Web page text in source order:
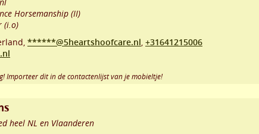
Horsemanship (II)
(i.o)
******@5heartshoofcare.nl, +31641215006
Importeer dit in de contactenlijst van je mobieltje!
heel NL en Vlaanderen